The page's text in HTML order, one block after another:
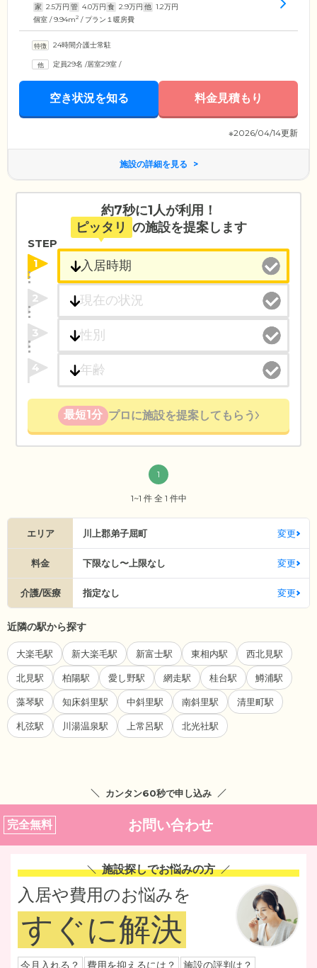
家 2.5万円 管 4.0万円 食 2.9万円 他 1.2万円
個室 / 9.94m2 / プラン１暖房費
24時間介護士常駐
定員29名 /居室29室 /
空き状況を知る 料金見積もり
※2026/04/14更新
施設の詳細を見る
約7秒に1人が利用！
ピッタリ の施設を提案します
STEP
1
2
3
4
最短1分 プロに施設を提案してもらう
1
1~1 件 全 1 件中
エリア 川上郡弟子屈町 変更
料金 下限なし〜上限なし 変更
介護/医療 指定なし 変更
近隣の駅から探す
大楽毛駅 新大楽毛駅 新富士駅 東相内駅 西北見駅
北見駅 柏陽駅 愛し野駅 網走駅 桂台駅 鱒浦駅
藻琴駅 知床斜里駅 中斜里駅 南斜里駅 清里町駅
札弦駅 川湯温泉駅 上常呂駅 北光社駅
カンタン60秒で申し込み
完全無料 お問い合わせ
施設探しでお悩みの方
入居や費用のお悩みを
すぐに解決
今月入れる？ 費用を抑えるには？ 施設の評判は？